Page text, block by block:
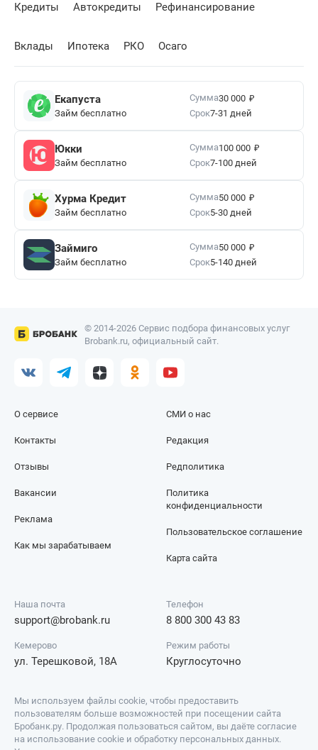
Кредиты Автокредиты Рефинансирование
Вклады Ипотека РКО Осаго
Екапуста
Займ бесплатно
Сумма30 000 ₽
Срок7-31 дней
Юкки
Займ бесплатно
Сумма100 000 ₽
Срок7-100 дней
Хурма Кредит
Займ бесплатно
Сумма50 000 ₽
Срок5-30 дней
Займиго
Займ бесплатно
Сумма50 000 ₽
Срок5-140 дней
© 2014-2026 Сервис подбора финансовых услуг
Brobank.ru, официальный сайт.
О сервисе
Контакты
Отзывы
СМИ о нас
Редакция
Редполитика
Вакансии
Реклама
Как мы зарабатываем
Политика
конфиденциальности
Пользовательское соглашение
Карта сайта
Наша почта
support@brobank.ru
Телефон
8 800 300 43 83
Кемерово
ул. Терешковой, 18А
Режим работы
Круглосуточно
Мы используем файлы cookie, чтобы предоставить
пользователям больше возможностей при посещении сайта
Бробанк.ру. Продолжая пользоваться сайтом, вы даёте согласие
на использование cookie и обработку персональных данных.